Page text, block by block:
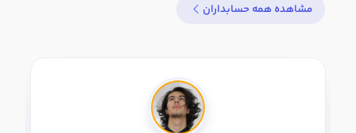
مشاهده همه حسابداران